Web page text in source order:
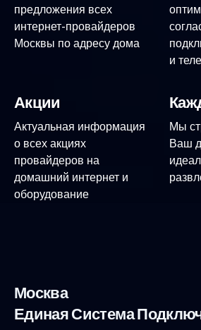
предложения всех
интернет-провайдеров
Москвы по адресу дома
и
Акции
Актуальная информация
о всех акциях
провайдеров на
домашний интернет и
оборудование
Мы
Ваш
Москва
Единая Система